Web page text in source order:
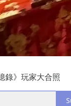
錄》玩家大合照